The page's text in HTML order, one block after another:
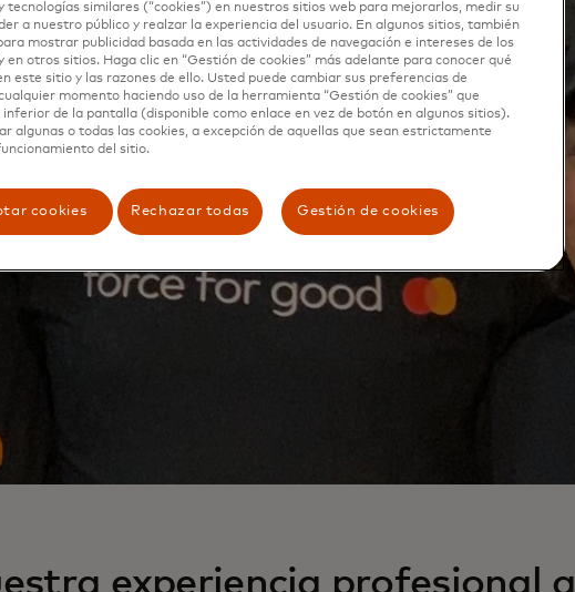
experiencia profesional a
tecnologías similares (“cookies”) en nuestros sitios web para mejorarlos, medir su
a nuestro público y realzar la experiencia del usuario. En algunos sitios, también
mostrar publicidad basada en las actividades de navegación e intereses de los
en otros sitios. Haga clic en “Gestión de cookies” más adelante para conocer qué
este sitio y las razones de ello. Usted puede cambiar sus preferencias de
momento haciendo uso de la herramienta “Gestión de cookies” que
de la pantalla (disponible como enlace en vez de botón en algunos sitios).
algunas o todas las cookies, a excepción de aquellas que sean estrictamente
del sitio.
cookies Rechazar todas Gestión de cookies